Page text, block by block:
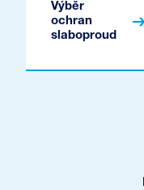
Výběr
ochran
slaboproud